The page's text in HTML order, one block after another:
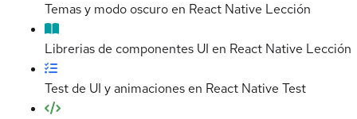
Temas y modo oscuro en React Native Lección
Librerias de componentes UI en React Native Lección
Test de UI y animaciones en React Native Test